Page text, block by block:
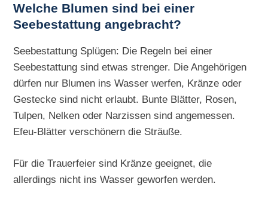
Welche Blumen sind bei einer
Seebestattung angebracht?
Seebestattung Splügen: Die Regeln bei einer
Seebestattung sind etwas strenger. Die Angehörigen
dürfen nur Blumen ins Wasser werfen, Kränze oder
Gestecke sind nicht erlaubt. Bunte Blätter, Rosen,
Tulpen, Nelken oder Narzissen sind angemessen.
Efeu-Blätter verschönern die Sträuße.
Für die Trauerfeier sind Kränze geeignet, die
allerdings nicht ins Wasser geworfen werden.